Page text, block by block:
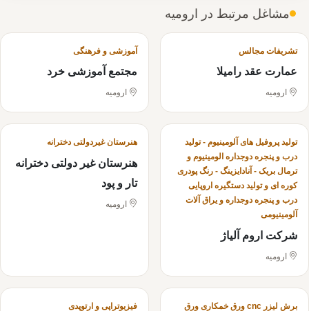
مشاغل مرتبط در ارومیه
تشریفات مجالس
عمارت عقد رامیلا
ارومیه
آموزشی و فرهنگی
مجتمع آموزشی خرد
ارومیه
تولید پروفیل های آلومینیوم - تولید
درب و پنجره دوجداره الومینیوم و
ترمال بریک - آنادایزینگ - رنگ پودری
کوره ای و تولید دستگیره اروپایی
درب و پنجره دوجداره و یراق آلات
آلومینیومی
شرکت اروم آلیاژ
ارومیه
هنرستان غیردولتی دخترانه
هنرستان غیر دولتی دخترانه
تار و پود
ارومیه
برش لیزر cnc ورق خمکاری ورق
فیزیوتراپی و ارتوپدی